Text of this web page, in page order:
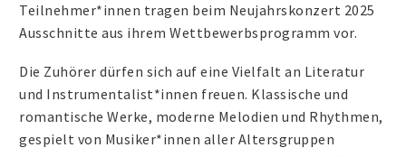
Teilnehmer*innen tragen beim Neujahrskonzert 2025
Ausschnitte aus ihrem Wettbewerbsprogramm vor.
Die Zuhörer dürfen sich auf eine Vielfalt an Literatur
und Instrumentalist*innen freuen. Klassische und
romantische Werke, moderne Melodien und Rhythmen,
gespielt von Musiker*innen aller Altersgruppen